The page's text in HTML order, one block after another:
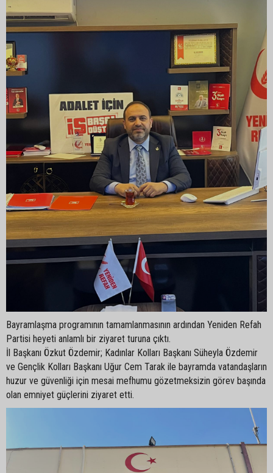
Bayramlaşma programının tamamlanmasının ardından Yeniden Refah
Partisi heyeti anlamlı bir ziyaret turuna çıktı.
İl Başkanı Özkut Özdemir; Kadınlar Kolları Başkanı Süheyla Özdemir
ve Gençlik Kolları Başkanı Uğur Cem Tarak ile bayramda vatandaşların
huzur ve güvenliği için mesai mefhumu gözetmeksizin görev başında
olan emniyet güçlerini ziyaret etti.